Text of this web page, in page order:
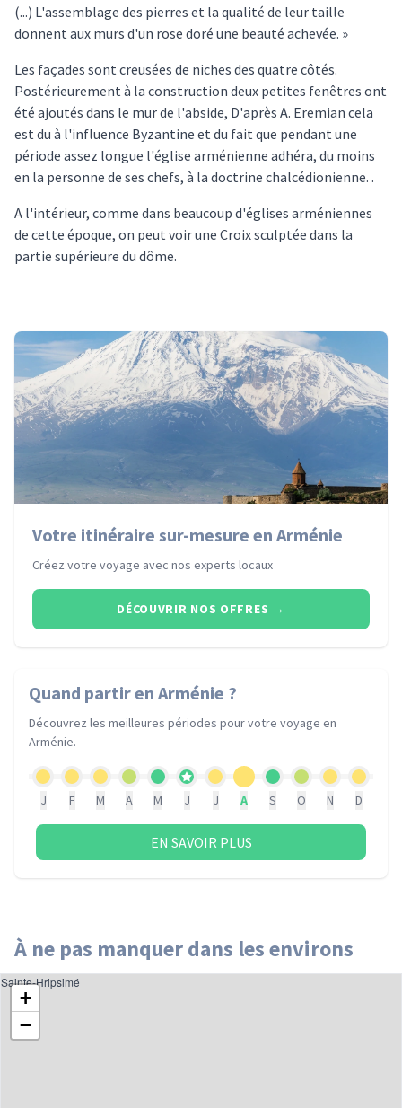
(...) L'assemblage des pierres et la qualité de leur taille
donnent aux murs d'un rose doré une beauté achevée. »
Les façades sont creusées de niches des quatre côtés.
Postérieurement à la construction deux petites fenêtres ont
été ajoutés dans le mur de l'abside, D'après A. Eremian cela
est du à l'influence Byzantine et du fait que pendant une
période assez longue l'église arménienne adhéra, du moins
en la personne de ses chefs, à la doctrine chalcédionienne. .
A l'intérieur, comme dans beaucoup d'églises arméniennes
de cette époque, on peut voir une Croix sculptée dans la
partie supérieure du dôme.
Votre itinéraire sur-mesure en Arménie
Créez votre voyage avec nos experts locaux
DÉCOUVRIR NOS OFFRES →
Quand partiren Arménie ?
Découvrez les meilleures périodes pour votre voyage en
Arménie.
J F M A M J J A S O N D
EN SAVOIR PLUS
À ne pas manquer dans les environs
+
−
Sainte-Hripsimé